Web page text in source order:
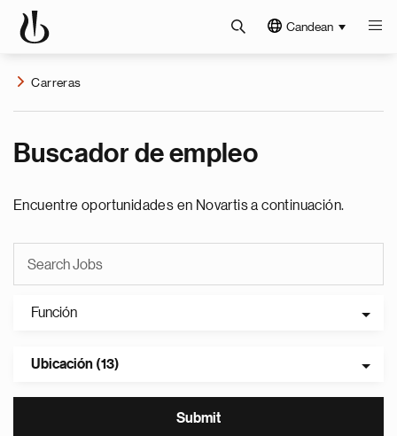
Candean
Carreras
Buscador de empleo
Encuentre oportunidades en Novartis a continuación.
Función
Ubicación (13)